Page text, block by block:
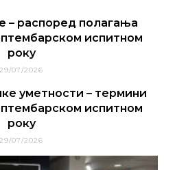
– распоред полагања
испитном
року
29/07/2026
уметности – термини
испитном
року
29/07/2026